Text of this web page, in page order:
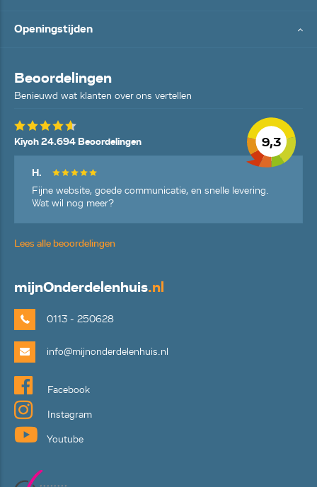
Openingstijden
Beoordelingen
Benieuwd wat klanten over ons vertellen
9,3
Kiyoh 24.694 Beoordelingen
H.
Fijne website, goede communicatie, en snelle levering.
Wat wil nog meer?
Lees alle beoordelingen
mijnOnderdelenhuis.nl
0113 - 250628
info@mijnonderdelenhuis.nl
Facebook
Instagram
Youtube